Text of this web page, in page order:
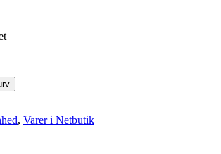
, Varer i Netbutik